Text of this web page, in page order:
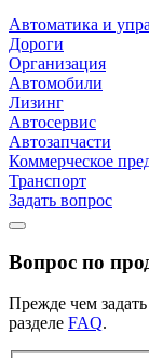
Автоматика и
Дороги
Организация
Автомобили
Лизинг
Автосервис
Автозапчасти
Коммерческое
Транспорт
Задать вопрос
Вопрос по
Прежде чем
разделе FAQ.